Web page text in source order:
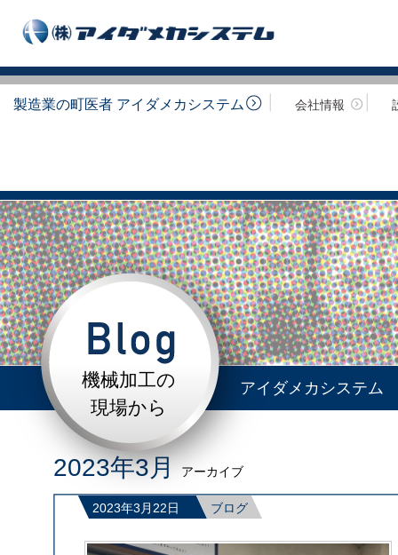
製造業の町医者 アイダメカシステム 会社情報
機械加工の
現場から
アイダメカシステム
2023年3月アーカイブ
2023年3月22日 ブログ